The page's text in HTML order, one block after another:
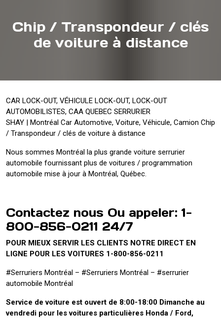
Chip / Transpondeur / clés
de voiture à distance
CAR LOCK-OUT, VÉHICULE LOCK-OUT, LOCK-OUT
AUTOMOBILISTES, CAA QUEBEC SERRURIER
SHAY | Montréal Car Automotive, Voiture, Véhicule, Camion Chip
/ Transpondeur / clés de voiture à distance
Nous sommes Montréal la plus grande voiture serrurier
automobile fournissant plus de voitures / programmation
automobile mise à jour à Montréal, Québec.
Contactez nous Ou appeler: 1-
800-856-0211 24/7
POUR MIEUX SERVIR LES CLIENTS NOTRE DIRECT EN
LIGNE POUR LES VOITURES 1-800-856-0211
#Serruriers Montréal – #Serruriers Montréal – #serrurier
automobile Montréal
Service de voiture est ouvert de 8:00-18:00 Dimanche au
vendredi pour les voitures particulières Honda / Ford,